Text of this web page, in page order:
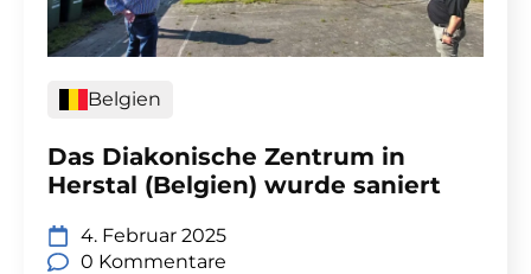
Belgien
Das Diakonische Zentrum in
Herstal (Belgien) wurde saniert
4. Februar 2025
0 Kommentare